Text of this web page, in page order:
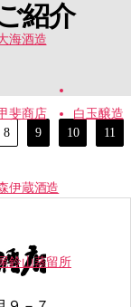
紹介
海酒造
斐商店 白玉醸造
伊蔵酒造
鈴山蒸留所
8 9 10 11